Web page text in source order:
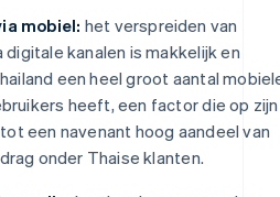
mobiel: het verspreiden van
kanalen is makkelijk en
een heel groot aantal
heeft, een factor die op zijn
een navenant hoog aandeel van
onder Thaise klanten.